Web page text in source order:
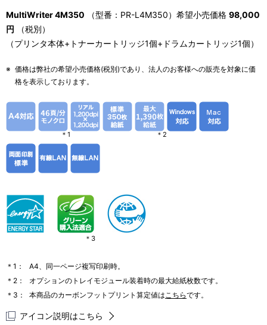
MultiWriter 4M350 （型番：PR-L4M350）希望小売価格 98,000
円 （税別）
（プリンタ本体+トナーカートリッジ1個+ドラムカートリッジ1個）
※ 価格は弊社の希望小売価格(税別)であり、法人のお客様への販売を対象に価
格を表示しております。
＊1 ＊2
＊3
＊1：
A4、同一ページ複写印刷時。
＊2：
オプションのトレイモジュール装着時の最大給紙枚数です。
＊3：
本商品のカーボンフットプリント算定値はこちらです。
アイコン説明はこちら